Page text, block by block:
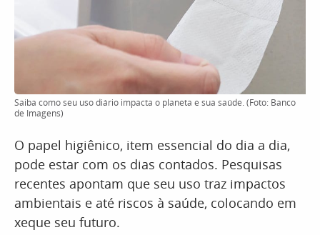
Saiba como seu uso diário impacta o planeta e sua saúde. (Foto: Banco
de Imagens)
O papel higiênico, item essencial do dia a dia,
pode estar com os dias contados. Pesquisas
recentes apontam que seu uso traz impactos
ambientais e até riscos à saúde, colocando em
xeque seu futuro.